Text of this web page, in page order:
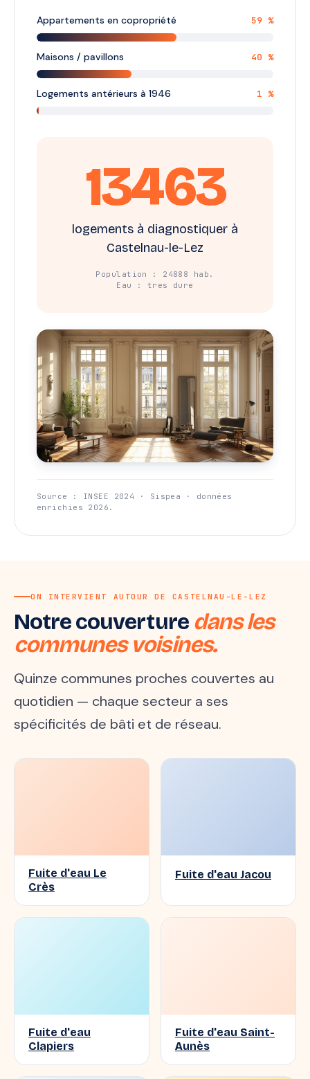
Appartements en copropriété 59 %
Maisons / pavillons 40 %
Logements antérieurs à 1946 1 %
13463
logements à diagnostiquer à
Castelnau-le-Lez
Population : 24888 hab.
Eau : tres dure
Source : INSEE 2024 · Sispea · données
enrichies 2026.
ON INTERVIENT AUTOUR DE CASTELNAU-LE-LEZ
Notre couverture dans les
communes voisines.
Quinze communes proches couvertes au
quotidien — chaque secteur a ses
spécificités de bâti et de réseau.
Fuite d'eau Le
Crès
Fuite d'eau Jacou
Fuite d'eau
Clapiers
Fuite d'eau Saint-
Aunès